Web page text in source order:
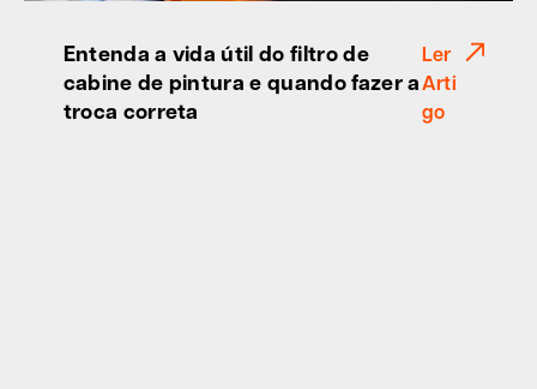
Entenda a vida útil do filtro de
cabine de pintura e quando fazer a
troca correta
Ler
Arti
go